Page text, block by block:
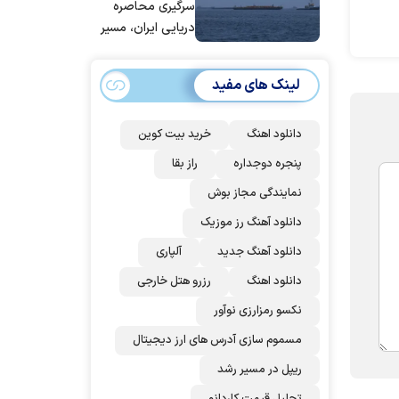
پاکستان می
سرگیری محاصره
دریایی ایران، مسیر
تغییر داده‌ایم
لینک های مفید
دانلود اهنگ
خرید بیت کوین
پنجره دوجداره
راز بقا
نمایندگی مجاز بوش
دانلود آهنگ رز‌ موزیک
دانلود آهنگ جدید
آلپاری
دانلود اهنگ
رزرو هتل خارجی
نکسو رمزارزی نوآور
مسموم سازی آدرس های ارز دیجیتال
ریپل در مسیر رشد